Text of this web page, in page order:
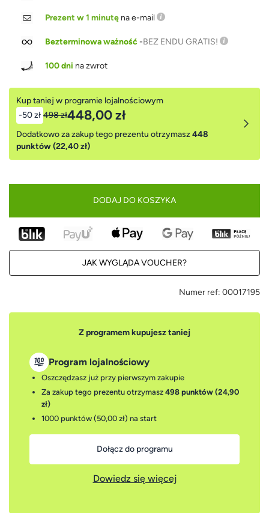
Prezent w 1 minutę na e-mail
Bezterminowa ważność-BEZ ENDU GRATIS!
100 dni na zwrot
Kup taniej w programie lojalnościowym
-50 zł 498 zł448,00 zł
Dodatkowo za zakup tego prezentu otrzymasz448
punktów (22,40 zł)
DODAJ DO KOSZYKA
JAK WYGLĄDA VOUCHER?
Numer ref: 00017195
Z programem kupujesz taniej
Program lojalnościowy
Oszczędzasz już przy pierwszym zakupie
Za zakup tego prezentu otrzymasz 498 punktów (24,90
zł)
1000 punktów (50,00 zł) na start
Dołącz do programu
Dowiedz się więcej